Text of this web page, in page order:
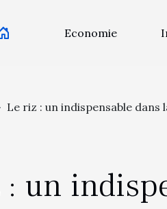
Economie
Le riz : un indispensable dans
un